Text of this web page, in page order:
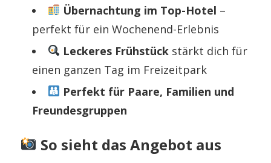
Übernachtung im Top-Hotel –
perfekt für ein Wochenend-Erlebnis
Leckeres Frühstückstärkt dich für
einen ganzen Tag im Freizeitpark
Perfekt für Paare, Familien und
Freundesgruppen
So sieht das Angebot aus